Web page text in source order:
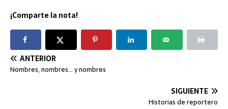
¡Comparte la nota!
ANTERIOR
Nombres, nombres… y nombres
SIGUIENTE
Historias de reportero